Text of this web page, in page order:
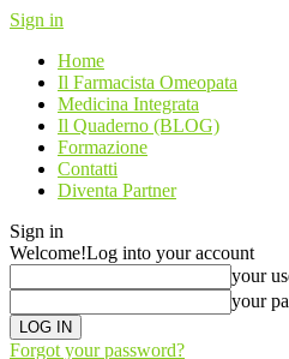
Sign in
Home
Il Farmacista Omeopata
Medicina Integrata
Il Quaderno (BLOG)
Formazione
Contatti
Diventa Partner
Sign in
Welcome!Log into your account
your
your
Forgot your password?